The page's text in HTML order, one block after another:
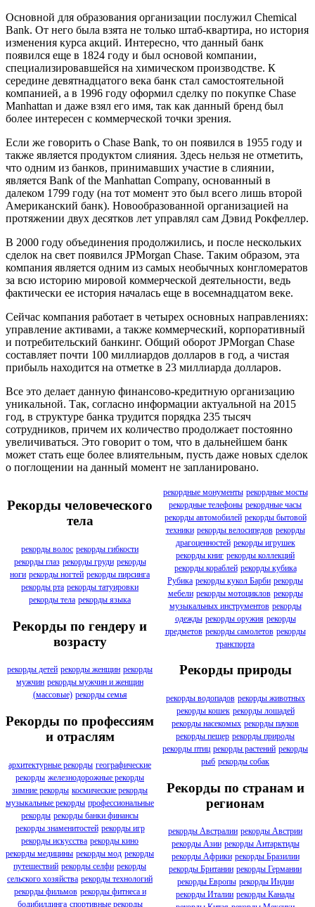
Основной для образования организации послужил Chemical
Bank. От него была взята не только штаб-квартира, но история
изменения курса акций. Интересно, что данный банк
появился еще в 1824 году и был основой компании,
специализировавшейся на химическом производстве. К
середине девятнадцатого века банк стал самостоятельной
компанией, а в 1996 году оформил сделку по покупке Chase
Manhattan и даже взял его имя, так как данный бренд был
более интересен с коммерческой точки зрения.
Если же говорить о Chase Bank, то он появился в 1955 году и
также является продуктом слияния. Здесь нельзя не отметить,
что одним из банков, принимавших участие в слиянии,
является Bank of the Manhattan Company, основанный в
далеком 1799 году (на тот момент это был всего лишь второй
Американский банк). Новообразованной организацией на
протяжении двух десятков лет управлял сам Дэвид Рокфеллер.
В 2000 году объединения продолжились, и после нескольких
сделок на свет появился JPMorgan Chase. Таким образом, эта
компания является одним из самых необычных конгломератов
за всю историю мировой коммерческой деятельности, ведь
фактически ее история началась еще в восемнадцатом веке.
Сейчас компания работает в четырех основных направлениях:
управление активами, а также коммерческий, корпоративный
и потребительский банкинг. Общий оборот JPMorgan Chase
составляет почти 100 миллиардов долларов в год, а чистая
прибыль находится на отметке в 23 миллиарда долларов.
Все это делает данную финансово-кредитную организацию
уникальной. Так, согласно информации актуальной на 2015
год, в структуре банка трудится порядка 235 тысяч
сотрудников, причем их количество продолжает постоянно
увеличиваться. Это говорит о том, что в дальнейшем банк
может стать еще более влиятельным, пусть даже новых сделок
о поглощении на данный момент не запланировано.
Рекорды человеческого
тела
рекорды волос рекорды гибкости
рекорды глаз рекорды груди рекорды
ноги рекорды ногтей рекорды пирсинга
рекорды рта рекорды татуировки
рекорды тела рекорды языка
Рекорды по гендеру и
возрасту
рекорды детей рекорды женщин рекорды
мужчин рекорды мужчин и женщин
(массовые) рекорды семья
Рекорды по профессиям
и отраслям
архитектурные рекорды географические
рекорды железнодорожные рекорды
зимние рекорды космические рекорды
музыкальные рекорды профессиональные
рекорды рекорды банки финансы
рекорды знаменитостей рекорды игр
рекорды искусства рекорды кино
рекорды медицины рекорды мод рекорды
путешествий рекорды селфи рекорды
сельского хозяйства рекорды технологий
рекорды фильмов рекорды фитнеса и
бодибилдинга спортивные рекорды
рекордные монументы рекордные мосты
рекордные телефоны рекордные часы
рекорды автомобилей рекорды бытовой
техники рекорды велосипедов рекорды
драгоценностей рекорды игрушек
рекорды книг рекорды коллекций
рекорды кораблей рекорды кубика
Рубика рекорды кукол Барби рекорды
мебели рекорды мотоциклов рекорды
музыкальных инструментов рекорды
одежды рекорды оружия рекорды
предметов рекорды самолетов рекорды
транспорта
Рекорды природы
рекорды водопадов рекорды животных
рекорды кошек рекорды лошадей
рекорды насекомых рекорды пауков
рекорды пещер рекорды природы
рекорды птиц рекорды растений рекорды
рыб рекорды собак
Рекорды по странам и
регионам
рекорды Австралии рекорды Австрии
рекорды Азии рекорды Антарктиды
рекорды Африки рекорды Бразилии
рекорды Британии рекорды Германии
рекорды Европы рекорды Индии
рекорды Италии рекорды Канады